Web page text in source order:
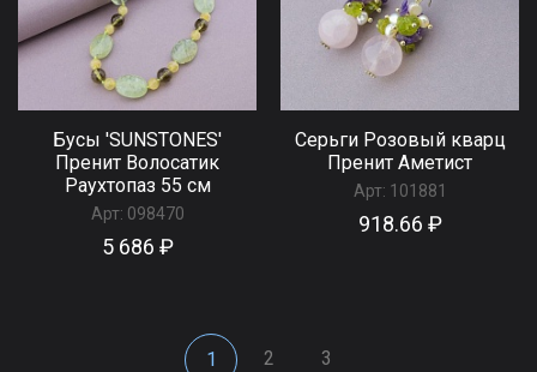
Бусы 'SUNSTONES'
Пренит Волосатик
Раухтопаз 55 см
Арт: 098470
5 686 ₽
Серьги Розовый кварц
Пренит Аметист
Арт: 101881
918.66 ₽
1 2 3